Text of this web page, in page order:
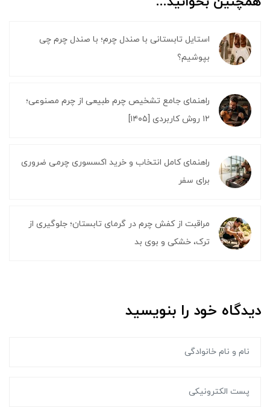
استایل تابستانی با صندل چرم؛ با صندل چرم چی
بپوشیم؟
راهنمای جامع تشخیص چرم طبیعی از چرم مصنوعی؛
۱۲ روش کاربردی [۱۴۰۵]
راهنمای کامل انتخاب و خرید اکسسوری چرمی ضروری
برای سفر
مراقبت از کفش چرم در گرمای تابستان؛ جلوگیری از
ترک، خشکی و بوی بد
دیدگاه خود را بنویسید